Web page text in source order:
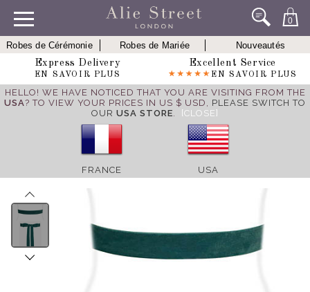
0
Robes de Cérémonie Robes de Mariée
Nouveautés
Express Delivery
EN SAVOIR PLUS
Excellent Service
EN SAVOIR PLUS
HELLO! WE HAVE NOTICED THAT YOU ARE VISITING FROM THE
USA? TO VIEW YOUR PRICES IN US $ USD, PLEASE SWITCH TO
OUR USA STORE. [CLOSE]
FRANCE USA